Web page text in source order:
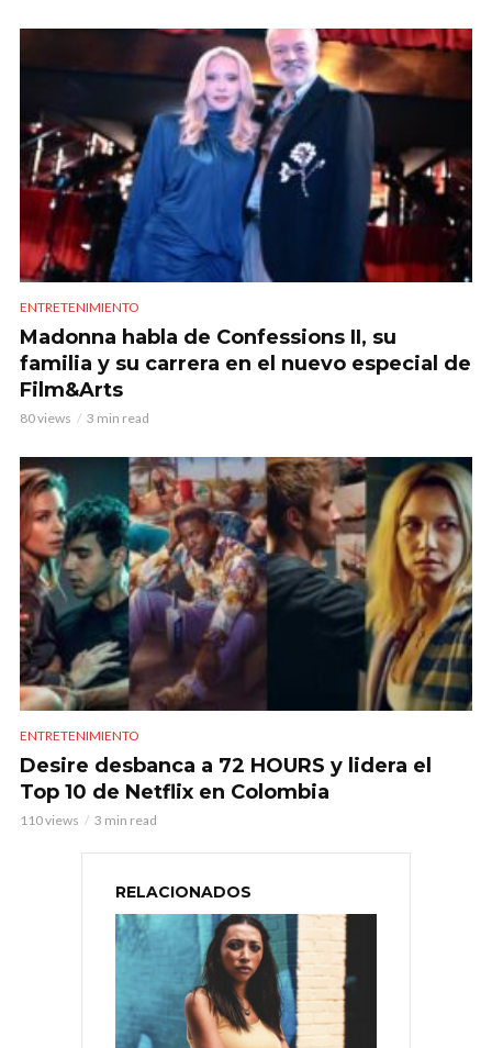
ENTRETENIMIENTO
Madonna habla de Confessions II, su
familia y su carrera en el nuevo especial de
Film&Arts
80 views 3 min read
ENTRETENIMIENTO
Desire desbanca a 72 HOURS y lidera el
Top 10 de Netflix en Colombia
110 views 3 min read
RELACIONADOS